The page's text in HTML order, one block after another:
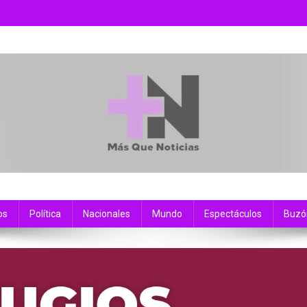
Política Nacionales Mundo Espectáculos